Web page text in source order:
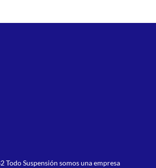
Todo Suspensión somos una empresa